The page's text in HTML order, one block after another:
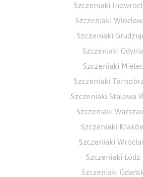
Szczeniaki
Szczeniaki
Szczeniaki
Szczeniaki Gdynia
Szczeniaki Mielec
Szczeniaki
Szczeniaki Stalowa
Szczeniaki
Szczeniaki
Szczeniaki
Szczeniaki Łódź
Szczeniaki